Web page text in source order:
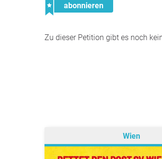
abonnieren
Zu dieser Petition gibt es noch
Wien